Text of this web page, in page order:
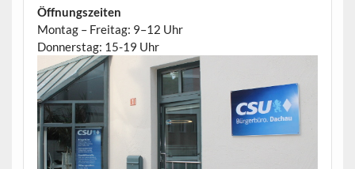
Öffnungszeiten
Montag – Freitag: 9–12 Uhr
Donnerstag: 15-19 Uhr